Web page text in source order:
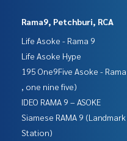
Rama9, Petchburi, RCA
Life Asoke - Rama 9
Life Asoke Hype
195 One9Five Asoke -
, one nine five)
IDEO RAMA 9 – ASOKE
Siamese RAMA 9 (Landmark
Station)